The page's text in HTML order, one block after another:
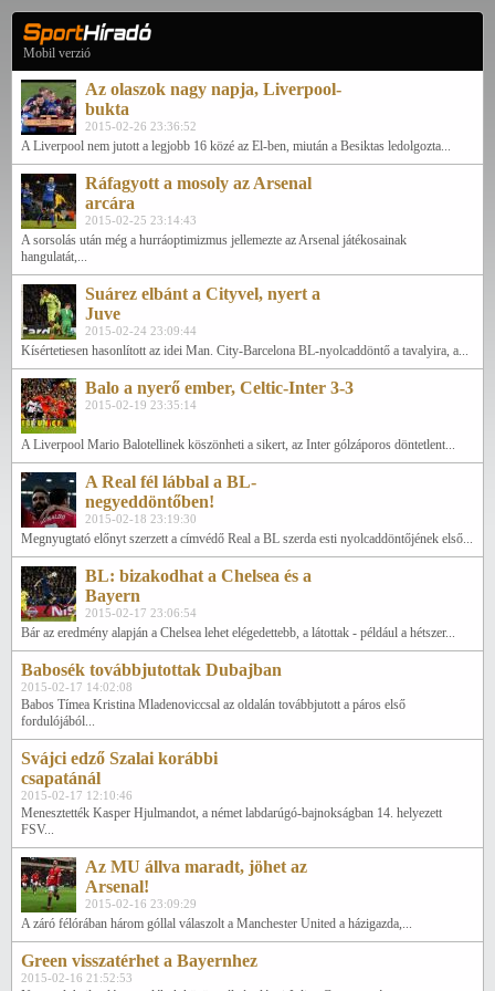
Mobil verzió
Az olaszok nagy napja, Liverpool-
bukta
2015-02-26 23:36:52
A Liverpool nem jutott a legjobb 16 közé az El-ben, miután a Besiktas ledolgozta...
Ráfagyott a mosoly az Arsenal
arcára
2015-02-25 23:14:43
A sorsolás után még a hurráoptimizmus jellemezte az Arsenal játékosainak
hangulatát,...
Suárez elbánt a Cityvel, nyert a
Juve
2015-02-24 23:09:44
Kísértetiesen hasonlított az idei Man. City-Barcelona BL-nyolcaddöntő a tavalyira, a...
Balo a nyerő ember, Celtic-Inter 3-3
2015-02-19 23:35:14
A Liverpool Mario Balotellinek köszönheti a sikert, az Inter gólzáporos döntetlent...
A Real fél lábbal a BL-
negyeddöntőben!
2015-02-18 23:19:30
Megnyugtató előnyt szerzett a címvédő Real a BL szerda esti nyolcaddöntőjének első...
BL: bizakodhat a Chelsea és a
Bayern
2015-02-17 23:06:54
Bár az eredmény alapján a Chelsea lehet elégedettebb, a látottak - például a hétszer...
Babosék továbbjutottak Dubajban
2015-02-17 14:02:08
Babos Tímea Kristina Mladenoviccsal az oldalán továbbjutott a páros első
fordulójából...
Svájci edző Szalai korábbi
csapatánál
2015-02-17 12:10:46
Menesztették Kasper Hjulmandot, a német labdarúgó-bajnokságban 14. helyezett
FSV...
Az MU állva maradt, jöhet az
Arsenal!
2015-02-16 23:09:29
A záró félórában három góllal válaszolt a Manchester United a házigazda,...
Green visszatérhet a Bayernhez
2015-02-16 21:52:53